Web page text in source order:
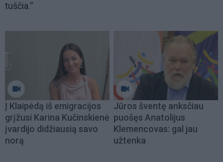
tuščia.“
Į Klaipėdą iš emigracijos
grįžusi Karina Kučinskienė
įvardijo didžiausią savo
norą
Jūros šventę anksčiau
puošęs Anatolijus
Klemencovas: gal jau
užtenka